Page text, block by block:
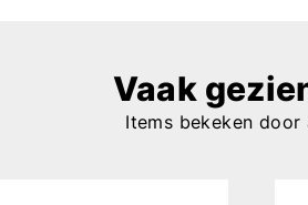
Vaak
Items bekeken door